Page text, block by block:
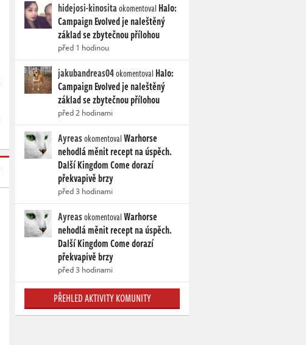
hidejosi-kinositaokomentoval Halo:
Campaign Evolved je naleštěný
základ se zbytečnou přílohou
před 1 hodinou
jakubandreas04okomentoval Halo:
Campaign Evolved je naleštěný
základ se zbytečnou přílohou
před 2 hodinami
AyreasokomentovalWarhorse
nehodlá měnit recept na úspěch.
Další Kingdom Come dorazí
překvapivě brzy
před 3 hodinami
AyreasokomentovalWarhorse
nehodlá měnit recept na úspěch.
Další Kingdom Come dorazí
překvapivě brzy
před 3 hodinami
PŘEHLED AKTIVITY KOMUNITY